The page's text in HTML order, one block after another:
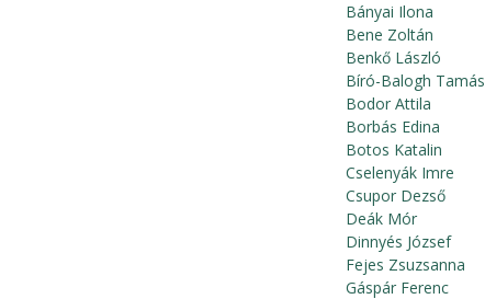
Bányai Ilona
Bene Zoltán
Benkő László
Bíró-Balogh Tamás
Bodor Attila
Borbás Edina
Botos Katalin
Cselenyák Imre
Csupor Dezső
Deák Mór
Dinnyés József
Fejes Zsuzsanna
Gáspár Ferenc